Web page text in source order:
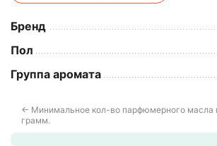
Бренд
Пол
Группа аромата
← Минимальное кол-во парфюмерного масла
грамм.